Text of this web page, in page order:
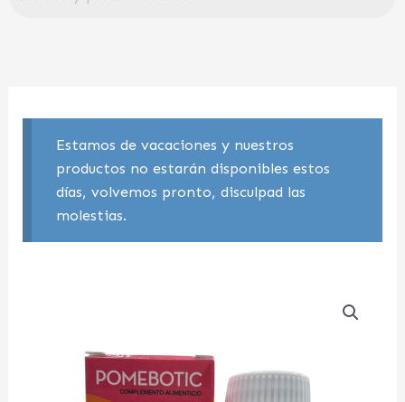
Estamos de vacaciones y nuestros
productos no estarán disponibles estos
días, volvemos pronto, disculpad las
molestias.